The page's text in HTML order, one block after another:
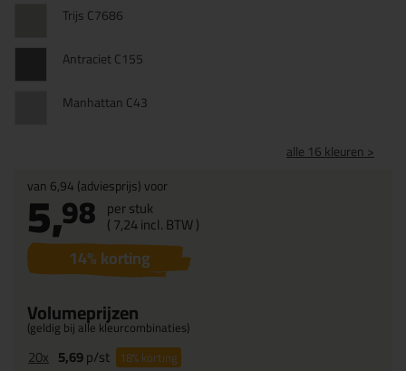
Trijs C7686
Antraciet C155
Manhattan C43
alle 16 kleuren >
van6,94(adviesprijs) voor
5,98 per stuk
(7,24incl. BTW )
14% korting
Volumeprijzen
(geldig bij alle kleurcombinaties)
20x 5,69p/st 18%korting